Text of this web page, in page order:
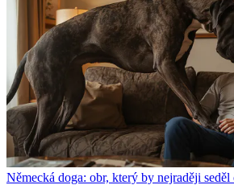
Německá doga: obr, který by nejraději